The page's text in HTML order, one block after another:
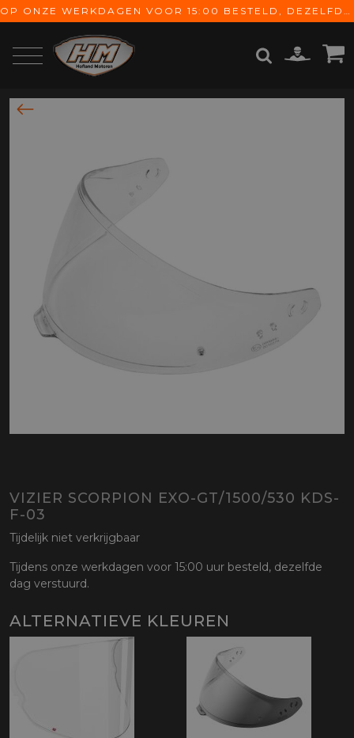
OP ONZE WERKDAGEN VOOR 15:00 BESTELD, DEZELFDE DAG VERZONDEN! GRATIS VERZENDING VANAF € 65,-
VIZIER SCORPION EXO-GT/1500/530 KDS-
F-03
Tijdelijk niet verkrijgbaar
Tijdens onze werkdagen voor 15:00 uur besteld, dezelfde
dag verstuurd.
ALTERNATIEVE KLEUREN